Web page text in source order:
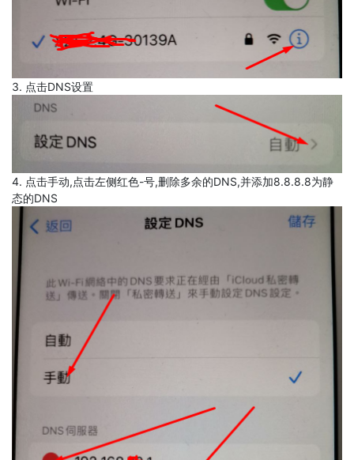
3. 点击DNS设置
4. 点击手动,点击左侧红色-号,删除多余的DNS,并添加8.8.8.8为静
态的DNS